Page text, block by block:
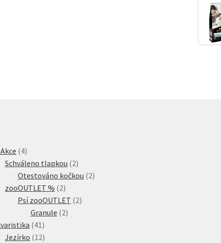
44
produkty
Schváleno tlapkou 22
produkty
Otestováno kočkou 22
zooOUTLET % 22
produkty
Psí zooOUTLET 22
Granule 22
4141
produktů
Jezírko 1212